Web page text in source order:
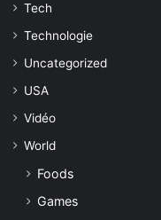
Tech
Technologie
Uncategorized
USA
Vidéo
World
Foods
Games